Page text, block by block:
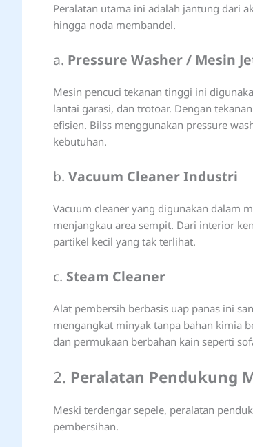
Peralatan utama ini adalah jantung dari
hingga noda membandel.
a. Pressure Washer / Mesin
Mesin pencuci tekanan tinggi ini
lantai garasi, dan trotoar. Dengan
efisien. Bilss menggunakan pressure
kebutuhan.
b. Vacuum Cleaner Industri
Vacuum cleaner yang digunakan dalam
menjangkau area sempit. Dari interior
partikel kecil yang tak terlihat.
c. Steam Cleaner
Alat pembersih berbasis uap panas ini
mengangkat minyak tanpa bahan kimia
dan permukaan berbahan kain seperti
2. Peralatan Pendukung
Meski terdengar sepele, peralatan
pembersihan.